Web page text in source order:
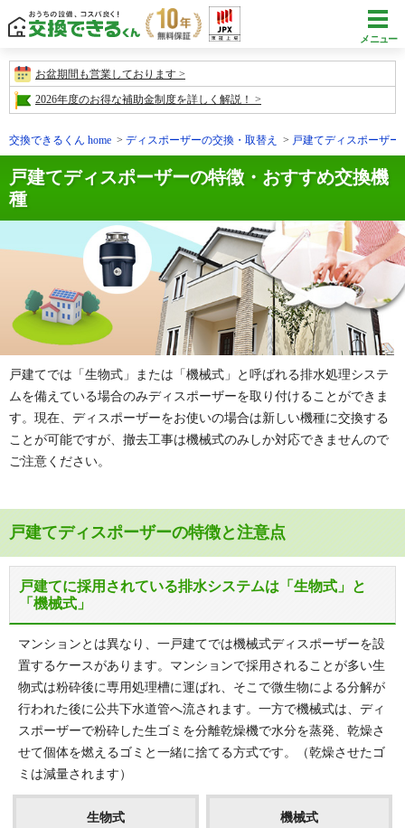
メニュー
お盆期間も営業しております
2026年度のお得な補助金制度を詳しく解説！
交換できるくん home ディスポーザーの交換・取替え 戸建てディスポーザ
戸建てディスポーザーの特徴・おすすめ交換機
種
戸建てでは「生物式」または「機械式」と呼ばれる排水処理システ
ムを備えている場合のみディスポーザーを取り付けることができま
す。現在、ディスポーザーをお使いの場合は新しい機種に交換する
ことが可能ですが、撤去工事は機械式のみしか対応できませんので
ご注意ください。
戸建てディスポーザーの特徴と注意点
戸建てに採用されている排水システムは「生物式」と
「機械式」
マンションとは異なり、一戸建てでは機械式ディスポーザーを設
置するケースがあります。マンションで採用されることが多い生
物式は粉砕後に専用処理槽に運ばれ、そこで微生物による分解が
行われた後に公共下水道管へ流されます。一方で機械式は、ディ
スポーザーで粉砕した生ゴミを分離乾燥機で水分を蒸発、乾燥さ
せて個体を燃えるゴミと一緒に捨てる方式です。（乾燥させたゴ
ミは減量されます）
生物式 機械式